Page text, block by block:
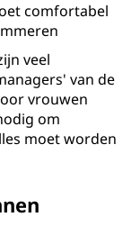
comfortabel
veel
van de
vrouwen
om
moet worden